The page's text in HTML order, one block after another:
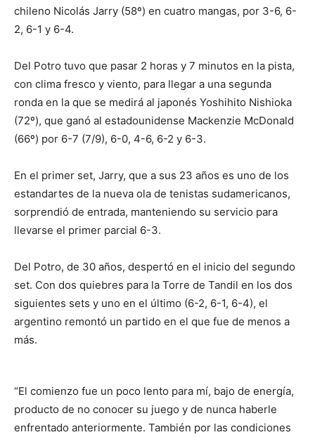
chileno Nicolás Jarry (58º) en cuatro mangas, por 3-6, 6-
2, 6-1 y 6-4.
Del Potro tuvo que pasar 2 horas y 7 minutos en la pista,
con clima fresco y viento, para llegar a una segunda
ronda en la que se medirá al japonés Yoshihito Nishioka
(72º), que ganó al estadounidense Mackenzie McDonald
(66º) por 6-7 (7/9), 6-0, 4-6, 6-2 y 6-3.
En el primer set, Jarry, que a sus 23 años es uno de los
estandartes de la nueva ola de tenistas sudamericanos,
sorprendió de entrada, manteniendo su servicio para
llevarse el primer parcial 6-3.
Del Potro, de 30 años, despertó en el inicio del segundo
set. Con dos quiebres para la Torre de Tandil en los dos
siguientes sets y uno en el último (6-2, 6-1, 6-4), el
argentino remontó un partido en el que fue de menos a
más.
“El comienzo fue un poco lento para mí, bajo de energía,
producto de no conocer su juego y de nunca haberle
enfrentado anteriormente. También por las condiciones